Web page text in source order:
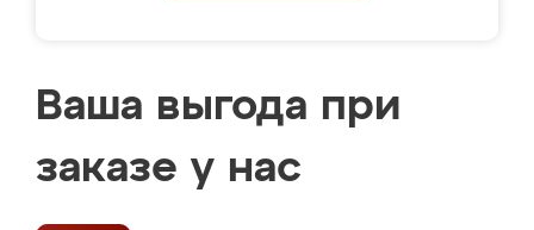
Ваша выгода при
заказе у нас